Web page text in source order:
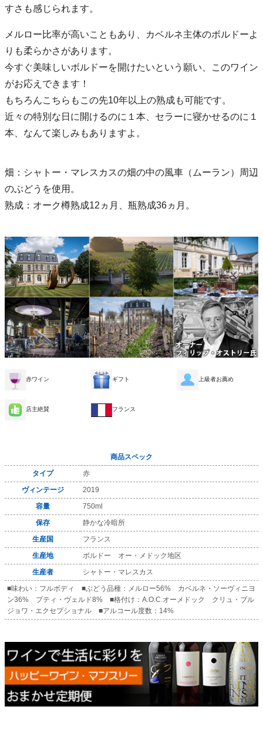
すさも感じられます。
メルロー比率が高いこともあり、カベルネ主体のボルドーよ
りも柔らかさがあります。
今すぐ美味しいボルドーを開けたいという願い、このワイン
がお応えできます！
もちろんこちらもこの先10年以上の熟成も可能です。
近々の特別な日に開けるのに１本、セラーに寝かせるのに１
本、なんて楽しみもありますよ。
畑：シャトー・マレスカスの畑の中の風車（ムーラン）周辺
のぶどうを使用。
熟成：オーク樽熟成12ヵ月、瓶熟成36ヵ月。
赤ワイン ギフト 上級者お薦め
店主絶賛 フランス
商品スペック
タイプ
赤
ヴィンテージ
2019
容量
750ml
保存
静かな冷暗所
生産国
フランス
生産地
ボルドー オー・メドック地区
生産者
シャトー・マレスカス
■味わい：フルボディ ■ぶどう品種：メルロー56% カベルネ・ソーヴィニヨ
ン36% プティ・ヴェルド8% ■格付け：A.O.C.オーメドック クリュ・ブル
ジョワ・エクセプショナル ■アルコール度数：14%